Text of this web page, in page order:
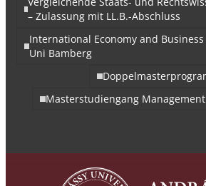
– Zulassung mit LL.B.-Abschluss
International Economy and
Uni Bamberg
Masterstudiengang